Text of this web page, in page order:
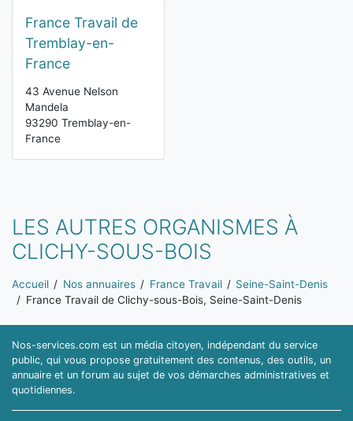
France Travail de
Tremblay-en-
France
43 Avenue Nelson
Mandela
93290 Tremblay-en-
France
LES AUTRES ORGANISMES À
CLICHY-SOUS-BOIS
Vous êtes ici:
Accueil Nos annuaires France Travail
Seine-Saint-Denis
France Travail de Clichy-sous-Bois, Seine-Saint-Denis
Nos-services.com est un média citoyen, indépendant du service
public, qui vous propose gratuitement des contenus, des outils, un
annuaire et un forum au sujet de vos démarches administratives et
quotidiennes.